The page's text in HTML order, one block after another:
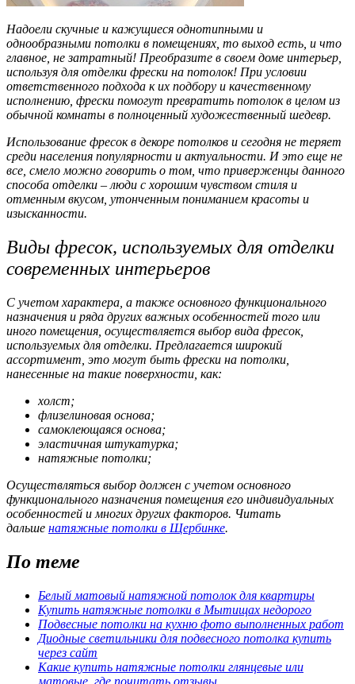
Надоели скучные и кажущиеся однотипными и
однообразными потолки в помещениях, то выход есть, и что
главное, не затратный! Преобразите в своем доме интерьер,
используя для отделки фрески на потолок! При условии
ответственного подхода к их подбору и качественному
исполнению, фрески помогут превратить потолок в целом из
обычной комнаты в полноценный художественный шедевр.
Использование фресок в декоре потолков и сегодня не теряет
среди населения популярности и актуальности. И это еще не
все, смело можно говорить о том, что приверженцы данного
способа отделки – люди с хорошим чувством стиля и
отменным вкусом, утонченным пониманием красоты и
изысканности.
Виды фресок, используемых для отделки
современных интерьеров
С учетом характера, а также основного функционального
назначения и ряда других важных особенностей того или
иного помещения, осуществляется выбор вида фресок,
используемых для отделки. Предлагается широкий
ассортимент, это могут быть фрески на потолки,
нанесенные на такие поверхности, как:
холст;
флизелиновая основа;
самоклеющаяся основа;
эластичная штукатурка;
натяжные потолки;
Осуществляться выбор должен с учетом основного
функционального назначения помещения его индивидуальных
особенностей и многих других факторов. Читать
дальше натяжные потолки в Щербинке.
По теме
Белый матовый натяжной потолок для квартиры
Купить натяжные потолки в Мытищах недорого
Подвесные потолки на кухню фото выполненных работ
Диодные светильники для подвесного потолка купить
через сайт
Какие купить натяжные потолки глянцевые или
матовые, где почитать отзывы